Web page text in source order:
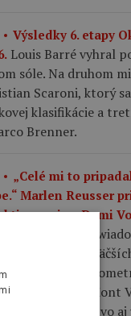
Výsledky 6. etapy
Louis Barré vyhral
sóle. Na druhom
Scaroni, ktorý
klasifikácie a
Brenner.
„Celé mi to
Marlen Reusser
s Demi
Kasia
váhanie
desať
zaútočila a na Mont
etapové víťazstvo